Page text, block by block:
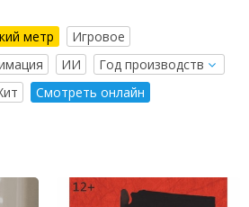
метр
Игровое
ИИ
Смотреть онлайн